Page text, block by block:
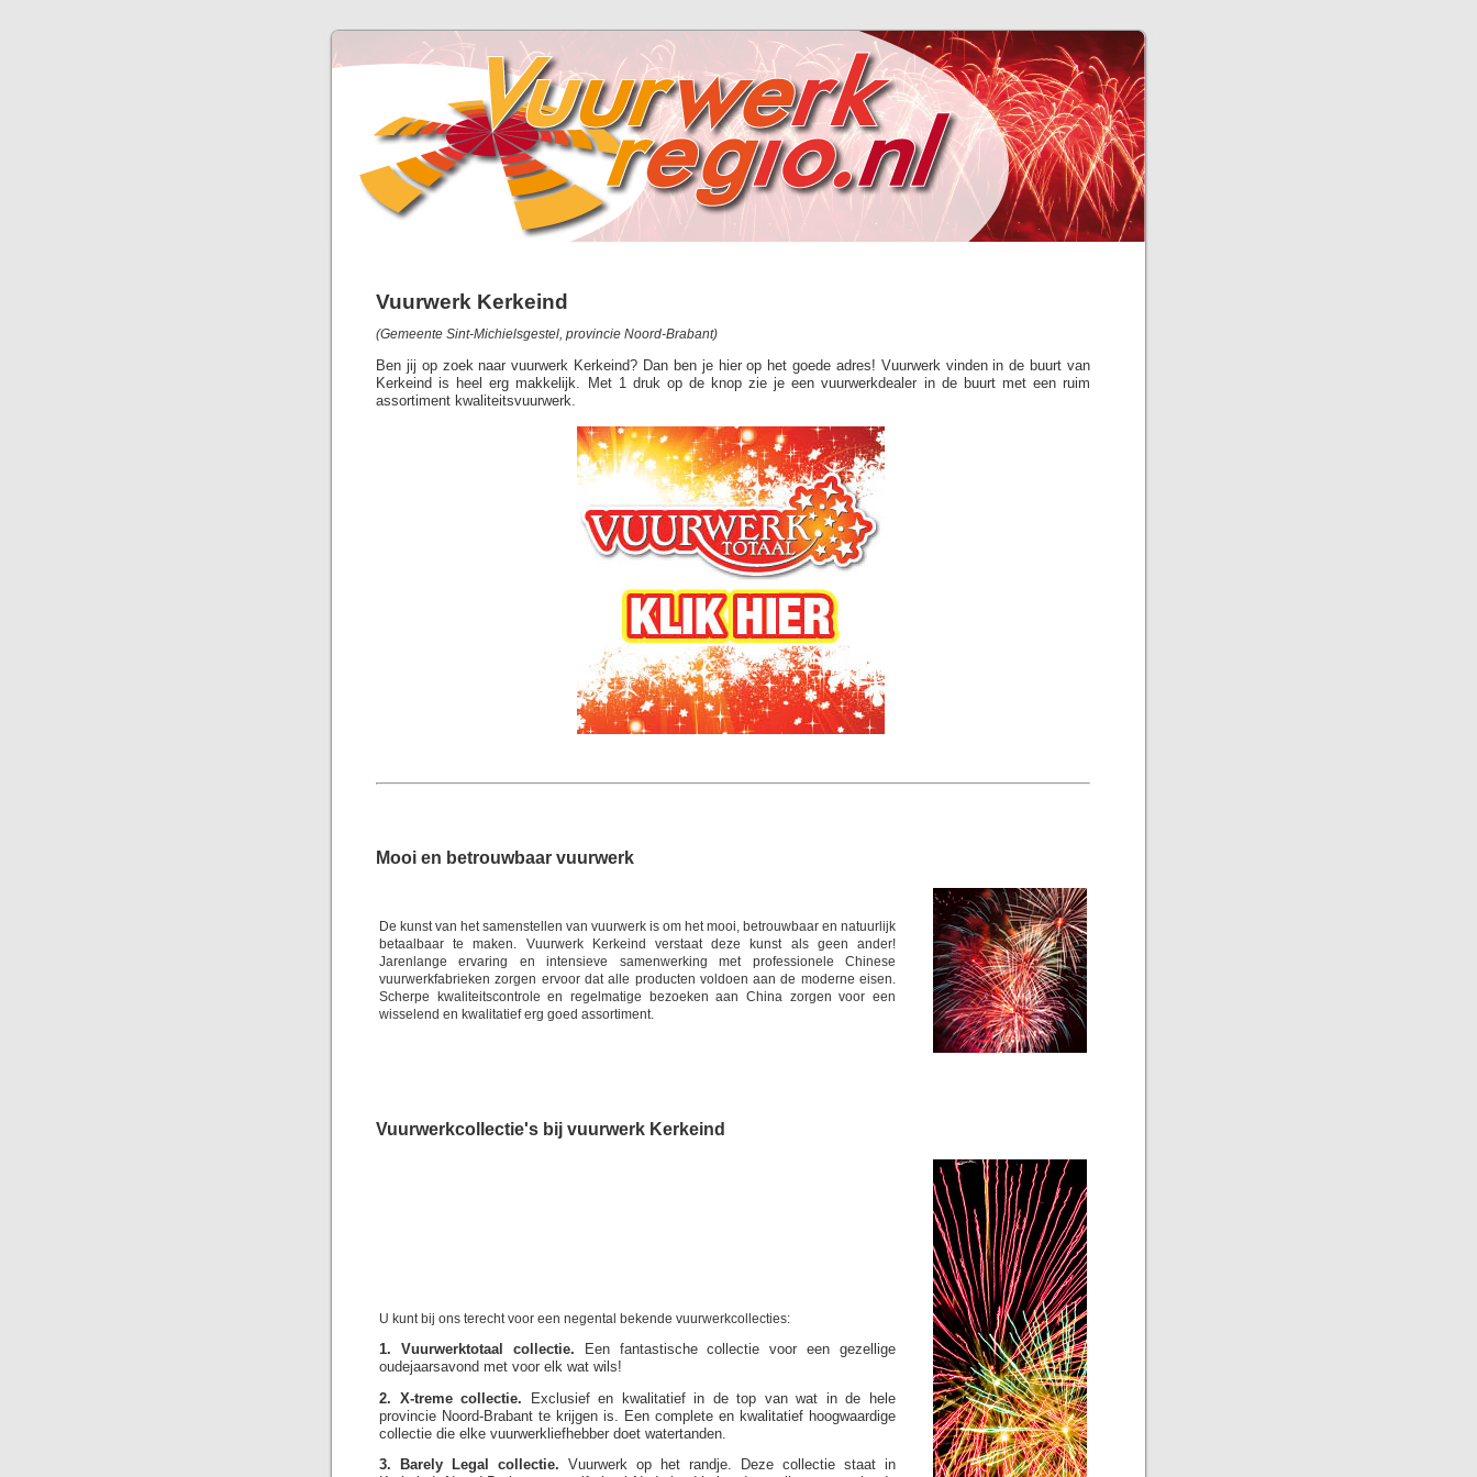
Vuurwerk Kerkeind
(Gemeente Sint-Michielsgestel, provincie Noord-Brabant)
Ben jij op zoek naar vuurwerk Kerkeind? Dan ben je hier op het goede adres! Vuurwerk vinden in de buurt van
Kerkeind is heel erg makkelijk. Met 1 druk op de knop zie je een vuurwerkdealer in de buurt met een ruim
assortiment kwaliteitsvuurwerk.
Mooi en betrouwbaar vuurwerk
De kunst van het samenstellen van vuurwerk is om het mooi, betrouwbaar en natuurlijk
betaalbaar te maken. Vuurwerk Kerkeind verstaat deze kunst als geen ander!
Jarenlange ervaring en intensieve samenwerking met professionele Chinese
vuurwerkfabrieken zorgen ervoor dat alle producten voldoen aan de moderne eisen.
Scherpe kwaliteitscontrole en regelmatige bezoeken aan China zorgen voor een
wisselend en kwalitatief erg goed assortiment.
Vuurwerkcollectie's bij vuurwerk Kerkeind
U kunt bij ons terecht voor een negental bekende vuurwerkcollecties:
1. Vuurwerktotaal collectie. Een fantastische collectie voor een gezellige
oudejaarsavond met voor elk wat wils!
2. X-treme collectie. Exclusief en kwalitatief in de top van wat in de hele
provincie Noord-Brabant te krijgen is. Een complete en kwalitatief hoogwaardige
collectie die elke vuurwerkliefhebber doet watertanden.
3. Barely Legal collectie. Vuurwerk op het randje. Deze collectie staat in